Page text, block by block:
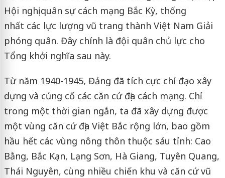
Hội nghị quân sự cách mạng Bắc Kỳ, thống
nhất các lực lượng vũ trang thành Việt Nam Giải
phóng quân. Đây chính là đội quân chủ lực cho
Tổng khởi nghĩa sau này.
Từ năm 1940-1945, Đảng đã tích cực chỉ đạo xây
dựng và củng cố các căn cứ địa cách mạng. Chỉ
trong một thời gian ngắn, ta đã xây dựng được
một vùng căn cứ địa Việt Bắc rộng lớn, bao gồm
hầu hết các vùng nông thôn thuộc sáu tỉnh: Cao
Bằng, Bắc Kạn, Lạng Sơn, Hà Giang, Tuyên Quang,
Thái Nguyên, cùng nhiều chiến khu và căn cứ vũ